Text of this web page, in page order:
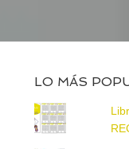
LO MÁS